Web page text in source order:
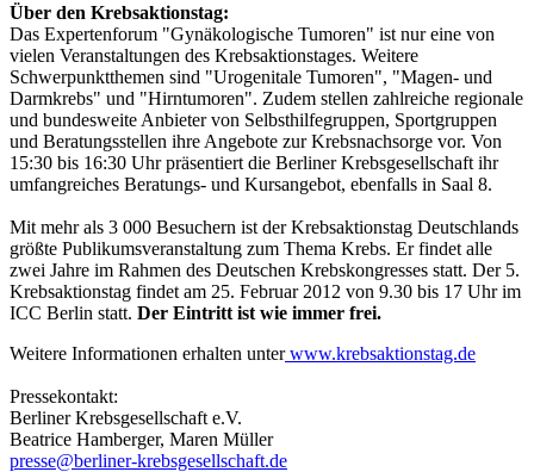
Über den Krebsaktionstag:
Das Expertenforum "Gynäkologische Tumoren" ist nur eine von
vielen Veranstaltungen des Krebsaktionstages. Weitere
Schwerpunktthemen sind "Urogenitale Tumoren", "Magen- und
Darmkrebs" und "Hirntumoren". Zudem stellen zahlreiche regionale
und bundesweite Anbieter von Selbsthilfegruppen, Sportgruppen
und Beratungsstellen ihre Angebote zur Krebsnachsorge vor. Von
15:30 bis 16:30 Uhr präsentiert die Berliner Krebsgesellschaft ihr
umfangreiches Beratungs- und Kursangebot, ebenfalls in Saal 8.
Mit mehr als 3 000 Besuchern ist der Krebsaktionstag Deutschlands
größte Publikumsveranstaltung zum Thema Krebs. Er findet alle
zwei Jahre im Rahmen des Deutschen Krebskongresses statt. Der 5.
Krebsaktionstag findet am 25. Februar 2012 von 9.30 bis 17 Uhr im
ICC Berlin statt. Der Eintritt ist wie immer frei.
Weitere Informationen erhalten unterwww.krebsaktionstag.de
Pressekontakt:
Berliner Krebsgesellschaft e.V.
Beatrice Hamberger, Maren Müller
presse@berliner-krebsgesellschaft.de